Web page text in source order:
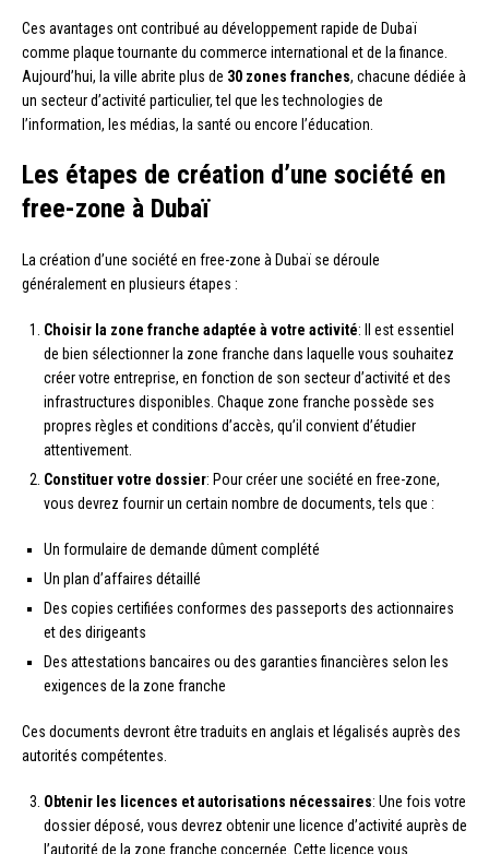
Ces avantages ont contribué au développement rapide de Dubaï
comme plaque tournante du commerce international et de la finance.
Aujourd’hui, la ville abrite plus de 30 zones franches, chacune dédiée à
un secteur d’activité particulier, tel que les technologies de
l’information, les médias, la santé ou encore l’éducation.
Les étapes de création d’une société en
free-zone à Dubaï
La création d’une société en free-zone à Dubaï se déroule
généralement en plusieurs étapes :
Choisir la zone franche adaptée à votre activité: Il est essentiel
de bien sélectionner la zone franche dans laquelle vous souhaitez
créer votre entreprise, en fonction de son secteur d’activité et des
infrastructures disponibles. Chaque zone franche possède ses
propres règles et conditions d’accès, qu’il convient d’étudier
attentivement.
Constituer votre dossier: Pour créer une société en free-zone,
vous devrez fournir un certain nombre de documents, tels que :
Un formulaire de demande dûment complété
Un plan d’affaires détaillé
Des copies certifiées conformes des passeports des actionnaires
et des dirigeants
Des attestations bancaires ou des garanties financières selon les
exigences de la zone franche
Ces documents devront être traduits en anglais et légalisés auprès des
autorités compétentes.
Obtenir les licences et autorisations nécessaires: Une fois votre
dossier déposé, vous devrez obtenir une licence d’activité auprès de
l’autorité de la zone franche concernée. Cette licence vous